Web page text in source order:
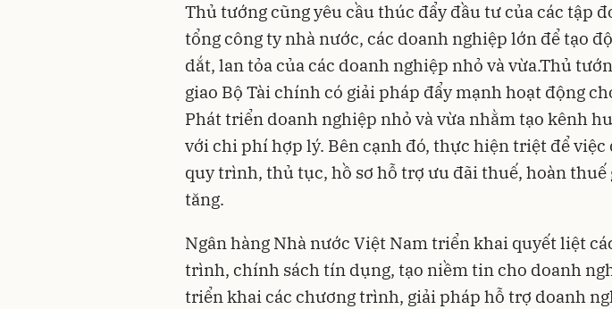
Thủ tướng cũng yêu cầu thúc đẩy đầu tư của các tập
tổng công ty nhà nước, các doanh nghiệp lớn để tạo
dắt, lan tỏa của các doanh nghiệp nhỏ và vừa.Thủ
giao Bộ Tài chính có giải pháp đẩy mạnh hoạt động
Phát triển doanh nghiệp nhỏ và vừa nhằm tạo kênh
với chi phí hợp lý. Bên cạnh đó, thực hiện triệt để việc
quy trình, thủ tục, hồ sơ hỗ trợ ưu đãi thuế, hoàn thuế
tăng.
Ngân hàng Nhà nước Việt Nam triển khai quyết liệt
trình, chính sách tín dụng, tạo niềm tin cho doanh
triển khai các chương trình, giải pháp hỗ trợ doanh